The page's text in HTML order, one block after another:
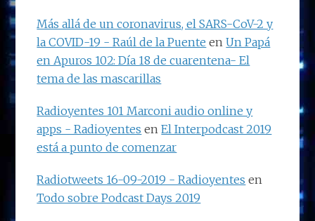
Más allá de un coronavirus, el SARS-CoV-2 y
la COVID-19 - Raúl de la Puente enUn Papá
en Apuros 102: Día 18 de cuarentena- El
tema de las mascarillas
Radioyentes 101 Marconi audio online y
apps - Radioyentes enEl Interpodcast 2019
está a punto de comenzar
Radiotweets 16-09-2019 - Radioyentes en
Todo sobre Podcast Days 2019